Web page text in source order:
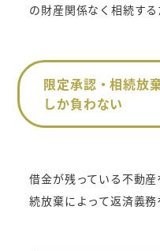
の財産関係なく相続する
限定承認・相続放
しか負わない
借金が残っている不動
続放棄によって返済義務